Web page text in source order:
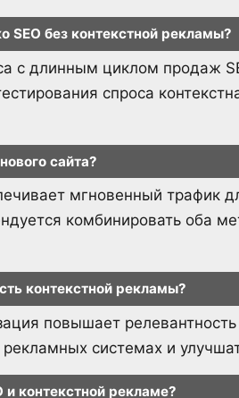
SEO без контекстной рекламы?
с длинным циклом продаж
спроса
сайта?
мгновенный трафик
комбинировать оба
контекстной рекламы?
повышает
системах и
и контекстной рекламе?